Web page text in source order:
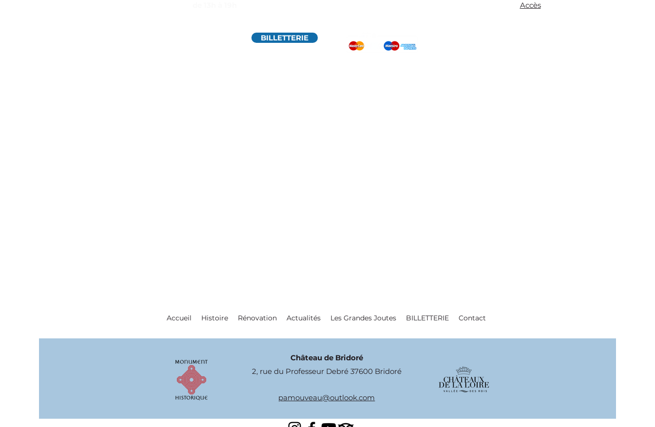
Accès
BILLETTERIE
Accueil Histoire Rénovation Actualités Les Grandes Joutes BILLETTERIE Contact
Château de Bridoré
2, rue du Professeur Debré 37600 Bridoré
pamouveau@outlook.com